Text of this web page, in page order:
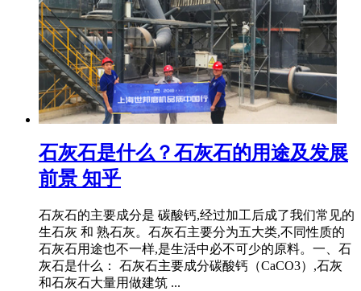
石灰石是什么？石灰石的用途及发展
前景 知乎
石灰石的主要成分是 碳酸钙,经过加工后成了我们常见的
生石灰 和 熟石灰。石灰石主要分为五大类,不同性质的
石灰石用途也不一样,是生活中必不可少的原料。一、石
灰石是什么： 石灰石主要成分碳酸钙（CaCO3）,石灰
和石灰石大量用做建筑 ...